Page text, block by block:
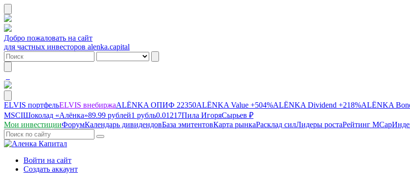
Добро пожаловать на сайт
для частных инвесторов alenka.capital
ELVIS портфельELVIS внебиржаALЁNKA ОПИФ 22350ALЁNKA Value +504%ALЁNKA Dividend +218%ALЁNKA
MSCIШоколад «Алёнка»89.99 рублей1 рубль0.01217Пила ИгоряСырьев ₽
Мои инвестицииФорумКалендарь дивидендовБаза эмитентовКарта рынкаРасклад силЛидеры ростаРейтинг MCap
Войти на сайт
Создать аккаунт